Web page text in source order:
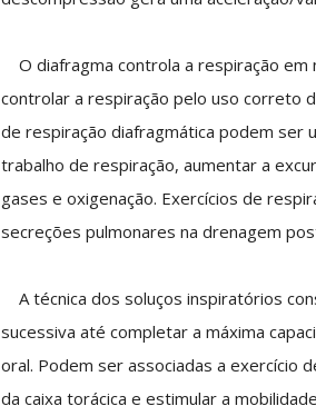
O diafragma controla a respiração em
controlar a respiração pelo uso correto
de respiração diafragmática podem ser
trabalho de respiração, aumentar a
gases e oxigenação. Exercícios de
secreções pulmonares na drenagem
A técnica dos soluços inspiratórios
sucessiva até completar a máxima
oral. Podem ser associadas a exercício
da caixa torácica e estimular a